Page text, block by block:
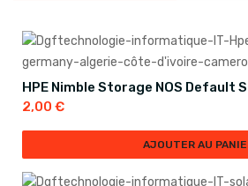
HPE Nimble Storage NOS Default
2,00 €
AJOUTER AU